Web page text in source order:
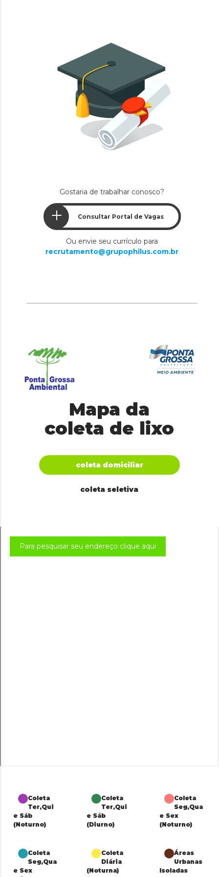
Gostaria de trabalhar conosco?
Consultar Portal de Vagas
Ou envie seu currículo para
recrutamento@grupophilus.com.br
Mapa da
coleta de lixo
coleta domiciliar
coleta seletiva
Para pesquisar seu endereço clique aqui
Coleta
Ter,Qui
e Sáb
(Noturno)
Coleta
Ter,Qui
e Sáb
(Diurno)
Coleta
Seg,Qua
e Sex
(Noturno)
Coleta
Seg,Qua
e Sex
Coleta
Diária
(Noturna)
Áreas
Urbanas
Isoladas